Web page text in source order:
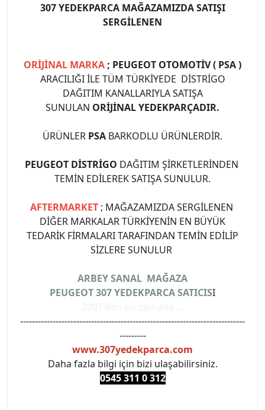
307 YEDEKPARCA MAĞAZAMIZDA SATIŞI
SERGİLENEN
ORİJİNAL MARKA ; PEUGEOT OTOMOTİV ( PSA )
ARACILIĞI İLE TÜM TÜRKİYEDE DİSTRİGO
DAĞITIM KANALLARIYLA SATIŞA
SUNULAN ORİJİNAL YEDEKPARÇADIR.
ÜRÜNLER PSA BARKODLU ÜRÜNLERDİR.
PEUGEOT DİSTRİGO DAĞITIM ŞİRKETLERİNDEN
TEMİN EDİLEREK SATIŞA SUNULUR.
AFTERMARKET ; MAĞAZAMIZDA SERGİLENEN
DİĞER MARKALAR TÜRKİYENİN EN BÜYÜK
TEDARİK FİRMALARI TARAFINDAN TEMİN EDİLİP
SİZLERE SUNULUR
ARBEY SANAL MAĞAZA
PEUGEOT 307 YEDEKPARCA SATICISI
----------------------------------------------------------------------------
---------
www.307yedekparca.com
Daha fazla bilgi için bizi ulaşabilirsiniz.
0545 311 0 312